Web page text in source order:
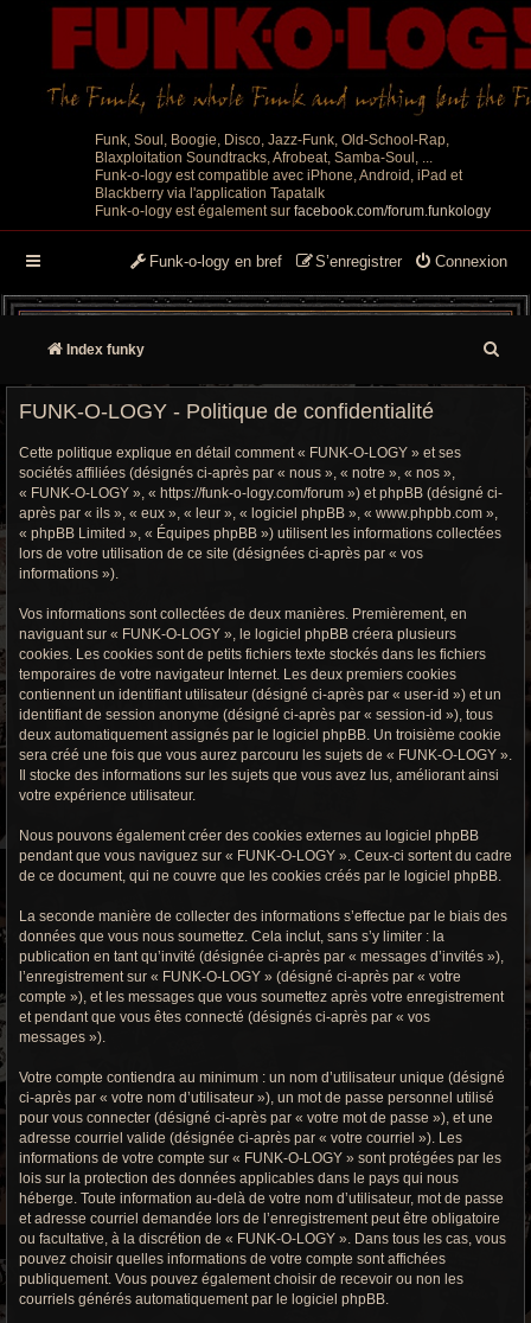
Funk, Soul, Boogie, Disco, Jazz-Funk, Old-School-Rap,
Blaxploitation Soundtracks, Afrobeat, Samba-Soul, ...
Funk-o-logy est compatible avec iPhone, Android, iPad et
Blackberry via l'application Tapatalk
Funk-o-logy est également sur facebook.com/forum.funkology
Connexion
S’enregistrer
Funk-o-logy en bref
Index funky
e
e
FUNK-O-LOGY - Politique de confidentialité
Cette politique explique en détail comment « FUNK-O-LOGY » et ses
sociétés affiliées (désignés ci-après par « nous », « notre », « nos »,
« FUNK-O-LOGY », « https://funk-o-logy.com/forum ») et phpBB (désigné ci-
après par « ils », « eux », « leur », « logiciel phpBB », « www.phpbb.com »,
« phpBB Limited », « Équipes phpBB ») utilisent les informations collectées
lors de votre utilisation de ce site (désignées ci-après par « vos
informations »).
Vos informations sont collectées de deux manières. Premièrement, en
naviguant sur « FUNK-O-LOGY », le logiciel phpBB créera plusieurs
cookies. Les cookies sont de petits fichiers texte stockés dans les fichiers
temporaires de votre navigateur Internet. Les deux premiers cookies
contiennent un identifiant utilisateur (désigné ci-après par « user-id ») et un
identifiant de session anonyme (désigné ci-après par « session-id »), tous
deux automatiquement assignés par le logiciel phpBB. Un troisième cookie
sera créé une fois que vous aurez parcouru les sujets de « FUNK-O-LOGY ».
Il stocke des informations sur les sujets que vous avez lus, améliorant ainsi
votre expérience utilisateur.
Nous pouvons également créer des cookies externes au logiciel phpBB
pendant que vous naviguez sur « FUNK-O-LOGY ». Ceux-ci sortent du cadre
de ce document, qui ne couvre que les cookies créés par le logiciel phpBB.
La seconde manière de collecter des informations s’effectue par le biais des
données que vous nous soumettez. Cela inclut, sans s’y limiter : la
publication en tant qu’invité (désignée ci-après par « messages d’invités »),
l’enregistrement sur « FUNK-O-LOGY » (désigné ci-après par « votre
compte »), et les messages que vous soumettez après votre enregistrement
et pendant que vous êtes connecté (désignés ci-après par « vos
messages »).
Votre compte contiendra au minimum : un nom d’utilisateur unique (désigné
ci-après par « votre nom d’utilisateur »), un mot de passe personnel utilisé
pour vous connecter (désigné ci-après par « votre mot de passe »), et une
adresse courriel valide (désignée ci-après par « votre courriel »). Les
informations de votre compte sur « FUNK-O-LOGY » sont protégées par les
lois sur la protection des données applicables dans le pays qui nous
héberge. Toute information au-delà de votre nom d’utilisateur, mot de passe
et adresse courriel demandée lors de l’enregistrement peut être obligatoire
ou facultative, à la discrétion de « FUNK-O-LOGY ». Dans tous les cas, vous
pouvez choisir quelles informations de votre compte sont affichées
publiquement. Vous pouvez également choisir de recevoir ou non les
courriels générés automatiquement par le logiciel phpBB.